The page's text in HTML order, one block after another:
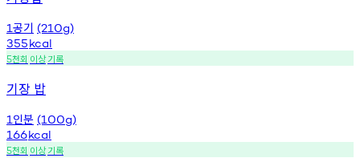
1공기 (210g)
355kcal
5천회 이상기록
기장 밥
1 인분 (100g)
166kcal
5천회 이상기록